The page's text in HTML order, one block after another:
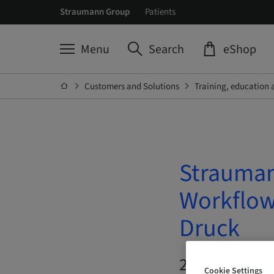
Straumann Group Patients
Menu Search eShop
Customers and Solutions Training, education
Druck
21. Oct 2026
Cookie Settings